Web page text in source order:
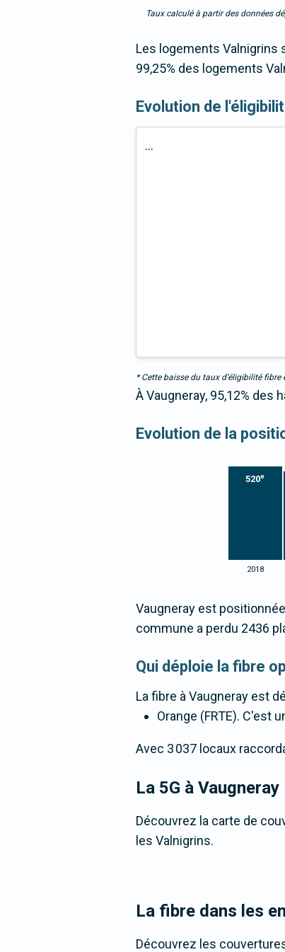
Taux calculé à partir des données
Les logements Valnigrins
99,25% des logements
Evolution de
...
* Cette baisse du taux d’éligibilité
À Vaugneray, 95,12%
Evolution de la
520e
2018
Vaugneray est
commune a perdu 2436
Qui déploie la fibre
La fibre à Vaugneray est
Orange (FRTE). C'est
Avec 3 037 locaux
La 5G à Vaugneray
Découvrez la carte de
les Valnigrins.
La fibre dans les
Découvrez les